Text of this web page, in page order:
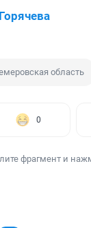
область
0
фрагмент и